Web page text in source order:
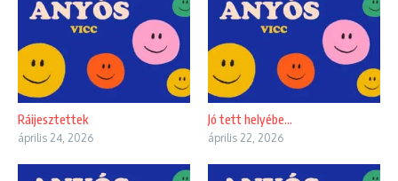
Ráijesztettek
április 24, 2026
Jó tett helyébe…
április 22, 2026